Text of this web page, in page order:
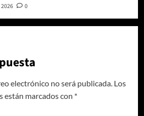
0
electrónico no será publicada. Los
están marcados con *